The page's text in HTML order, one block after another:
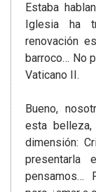
Estaba
Iglesia ha
renovación
barroco… No
Vaticano II.
Bueno,
esta
dimensión:
presentarla
pensamos…